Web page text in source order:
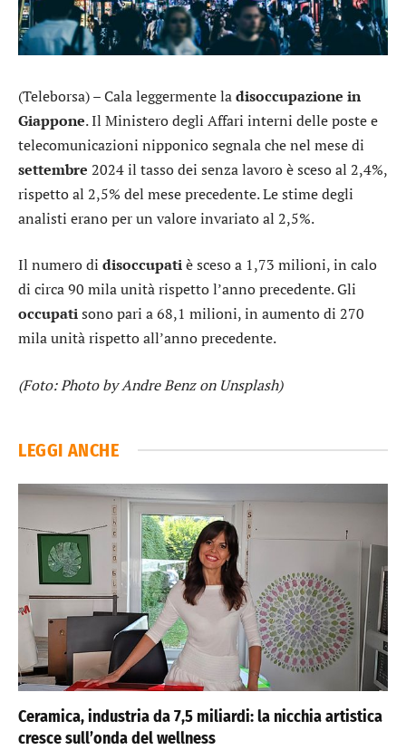
(Teleborsa) – Cala leggermente ladisoccupazione in
Giappone. Il Ministero degli Affari interni delle poste e
telecomunicazioni nipponico segnala che nel mese di
settembre 2024 il tasso dei senza lavoro è sceso al 2,4%,
rispetto al 2,5% del mese precedente. Le stime degli
analisti erano per un valore invariato al 2,5%.
Il numero di disoccupatiè sceso a 1,73 milioni, in calo
di circa 90 mila unità rispetto l’anno precedente. Gli
occupatisono pari a 68,1 milioni, in aumento di 270
mila unità rispetto all’anno precedente.
(Foto: Photo by Andre Benz on Unsplash)
LEGGI ANCHE
Ceramica, industria da 7,5 miliardi: la nicchia artistica
cresce sull’onda del wellness